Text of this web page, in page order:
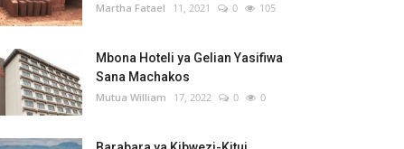
Martha Fatael 11, 2021 0 105
Mbona Hoteli ya Gelian Yasifiwa
Sana Machakos
Mutua William 17, 2022 0 0